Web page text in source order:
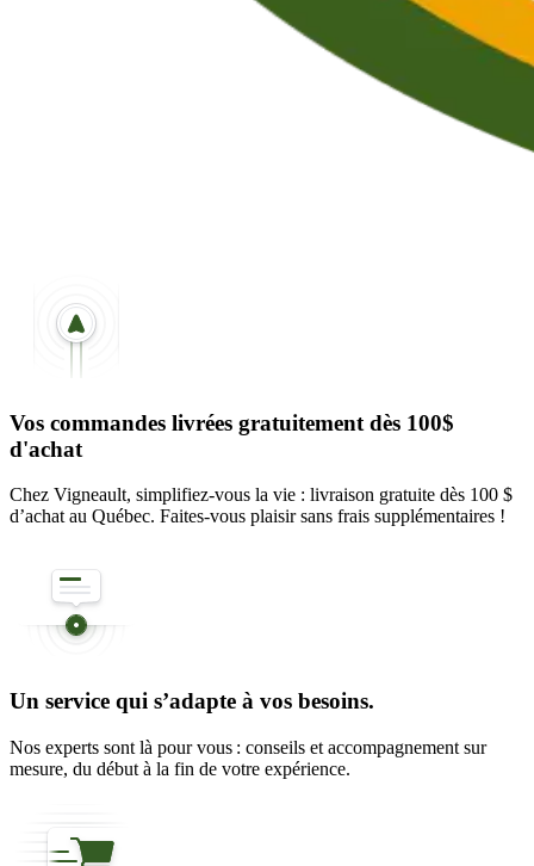
Vos commandes livrées gratuitement dès 100$
d'achat
Chez Vigneault, simplifiez-vous la vie : livraison gratuite dès 100 $
d’achat au Québec. Faites-vous plaisir sans frais supplémentaires !
Un service qui s’adapte à vos besoins.
Nos experts sont là pour vous : conseils et accompagnement sur
mesure, du début à la fin de votre expérience.